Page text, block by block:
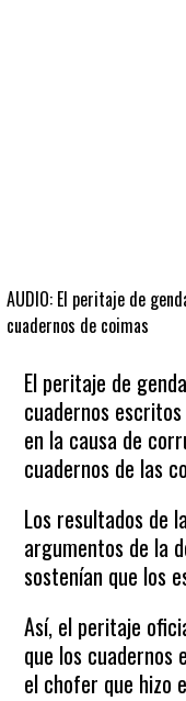
AUDIO: El peritaje de
cuadernos de coimas
El peritaje de
cuadernos
en la causa de
cuadernos de las
Los resultados de
argumentos de la
sostenían que los
Así, el peritaje
que los
el chofer que hizo